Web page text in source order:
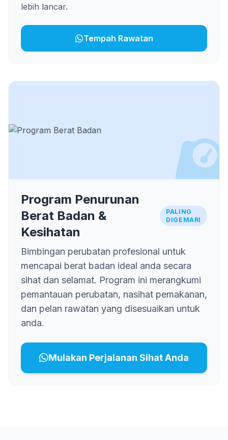
lebih lancar.
Tempah Rawatan
Program Penurunan
Berat Badan &
Kesihatan
PALING
DIGEMARI
Bimbingan perubatan profesional untuk
mencapai berat badan ideal anda secara
sihat dan selamat. Program ini merangkumi
pemantauan perubatan, nasihat pemakanan,
dan pelan rawatan yang disesuaikan untuk
anda.
Mulakan Perjalanan Sihat Anda